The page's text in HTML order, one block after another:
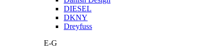
DIESEL
DKNY
Dreyfuss
E-G